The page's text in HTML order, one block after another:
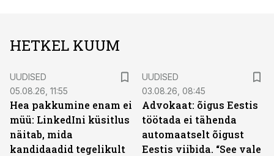
HETKEL KUUM
UUDISED
05.08.26, 11:55
Hea pakkumine enam ei
müü: LinkedIni küsitlus
näitab, mida
kandidaadid tegelikult
UUDISED
03.08.26, 08:45
Advokaat: õigus Eestis
töötada ei tähenda
automaatselt õigust
Eestis viibida. “See vale